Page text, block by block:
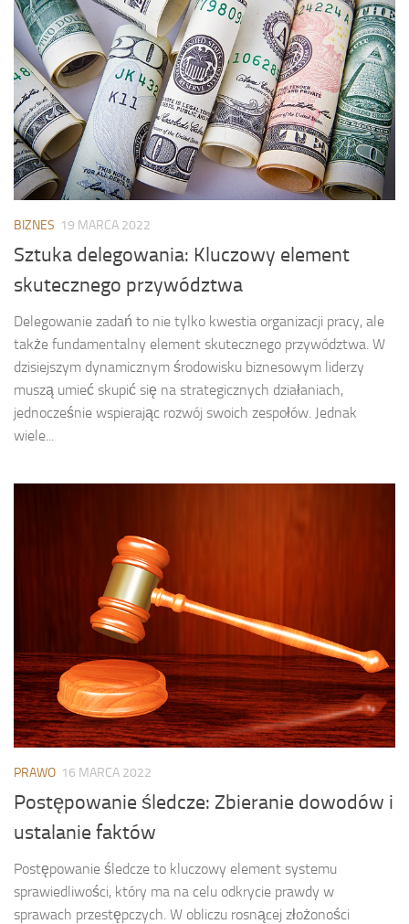
BIZNES 19 MARCA 2022
Sztuka delegowania: Kluczowy element
skutecznego przywództwa
Delegowanie zadań to nie tylko kwestia organizacji pracy, ale
także fundamentalny element skutecznego przywództwa. W
dzisiejszym dynamicznym środowisku biznesowym liderzy
muszą umieć skupić się na strategicznych działaniach,
jednocześnie wspierając rozwój swoich zespołów. Jednak
wiele...
PRAWO 16 MARCA 2022
Postępowanie śledcze: Zbieranie dowodów i
ustalanie faktów
Postępowanie śledcze to kluczowy element systemu
sprawiedliwości, który ma na celu odkrycie prawdy w
sprawach przestępczych. W obliczu rosnącej złożoności